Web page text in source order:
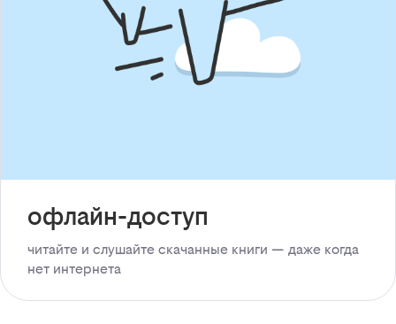
офлайн-доступ
читайте и слушайте скачанные книги — даже когда
нет интернета